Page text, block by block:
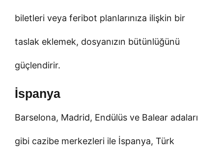
biletleri veya feribot planlarınıza ilişkin bir
taslak eklemek, dosyanızın bütünlüğünü
güçlendirir.
İspanya
Barselona, Madrid, Endülüs ve Balear adaları
gibi cazibe merkezleri ile İspanya, Türk